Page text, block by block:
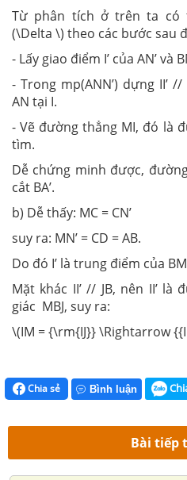
Từ phân tích ở trên ta có
(\Delta \) theo các bước sau
- Lấy giao điểm I’ của AN’ và
- Trong mp(ANN’) dựng II’ //
AN tại I.
- Vẽ đường thẳng MI, đó là
tìm.
Dễ chứng minh được,
cắt BA’.
b) Dễ thấy: MC = CN’
suy ra: MN’ = CD = AB.
Do đó I’ là trung điểm của
Mặt khác II’ // JB, nên II’
giác MBJ, suy ra:
\(IM = {\rm{IJ}} \Rightarrow
Chia sẻ Bình luận
Bài tiếp